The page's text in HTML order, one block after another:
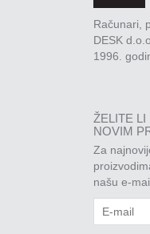
Računari,
DESK
1996.
ŽELITE LI
NOVIM
Za
našu e-